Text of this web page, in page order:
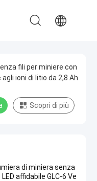
fili per miniere con
ioni di litio da 2,8 Ah
Scopri di più
di miniera senza
LED affidabile GLC-6 Ve